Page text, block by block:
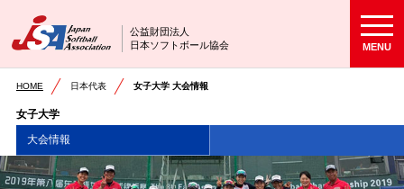
公益財団法人
日本ソフトボール協会
MENU
HOME 日本代表 女子大学 大会情報
女子大学
大会情報